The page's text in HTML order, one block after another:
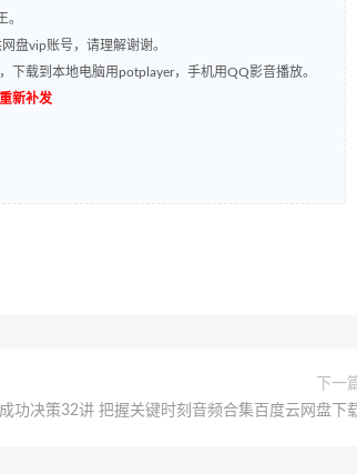
。
盘vip账号，请理解谢谢。
下载到本地电脑用potplayer，手机用QQ影音播放。
新补发
下一
成功决策32讲 把握关键时刻音频合集百度云网盘下